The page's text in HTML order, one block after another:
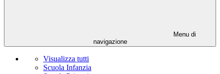
Menu di
navigazione
Visualizza tutti
Scuola Infanzia